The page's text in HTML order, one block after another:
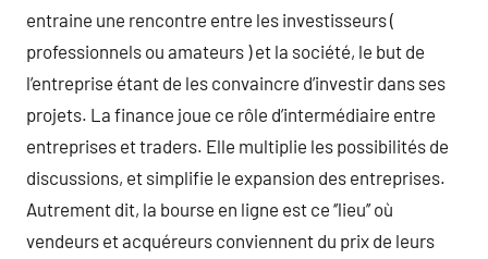
entraine une rencontre entre les investisseurs (
professionnels ou amateurs ) et la société, le but de
l’entreprise étant de les convaincre d’investir dans ses
projets. La finance joue ce rôle d’intermédiaire entre
entreprises et traders. Elle multiplie les possibilités de
discussions, et simplifie le expansion des entreprises.
Autrement dit, la bourse en ligne est ce ‘’lieu’’ où
vendeurs et acquéreurs conviennent du prix de leurs